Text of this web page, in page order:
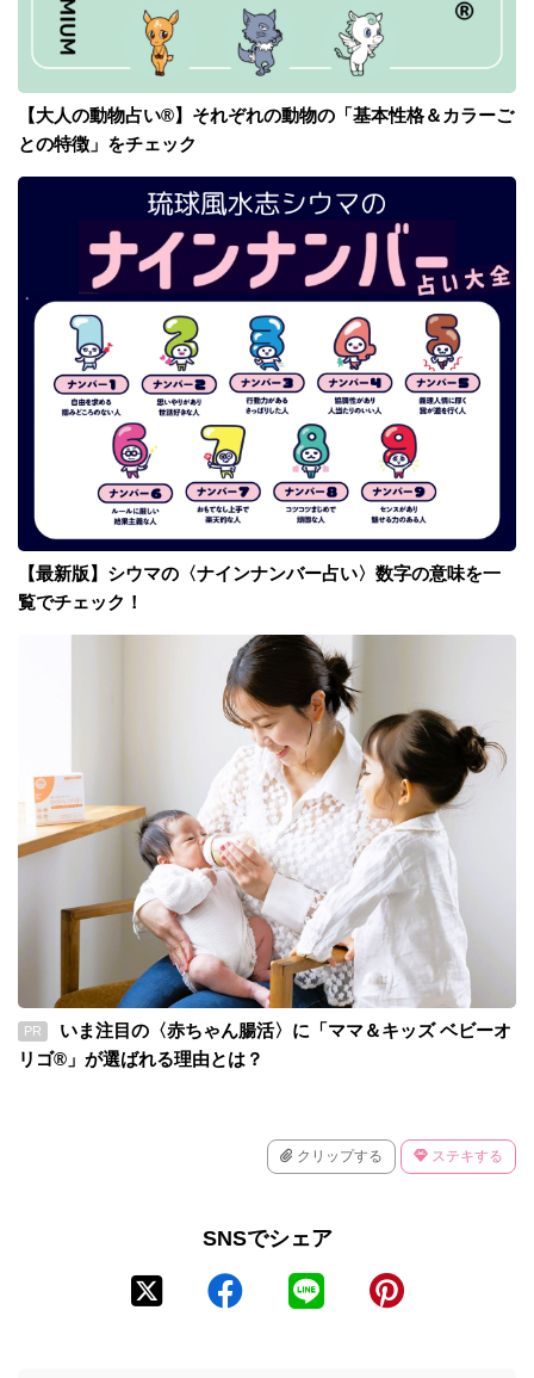
【大人の動物占い®】それぞれの動物の「基本性格＆カラーご
との特徴」をチェック
【最新版】シウマの〈ナインナンバー占い〉数字の意味を一
覧でチェック！
PR
いま注目の〈赤ちゃん腸活〉に「ママ＆キッズ ベビーオ
リゴ®」が選ばれる理由とは？
クリップする ステキする
SNSでシェア